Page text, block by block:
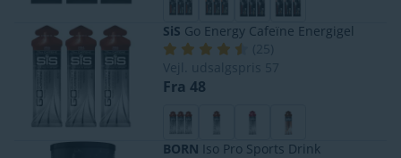
SiS Go Energy Cafeïne Energigel
(25
Vejl. udsalgspris
57
Fra 48
BORN Iso Pro Sports Drink